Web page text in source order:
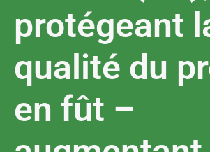
protégeant
qualité du
en fût –